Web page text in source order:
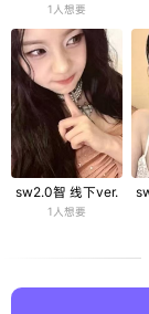
1人想要
sw2.0智 线下ver.
1人想要